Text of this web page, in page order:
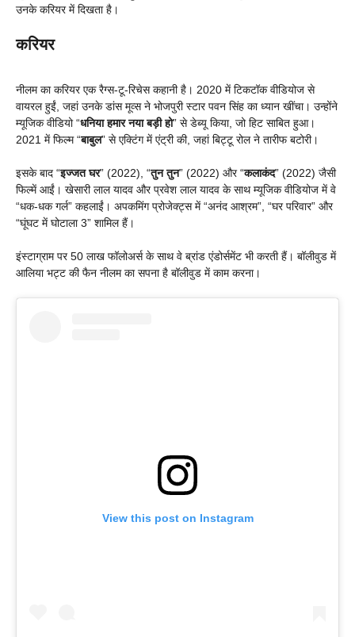
उनके करियर में दिखता है।
करियर
नीलम का करियर एक रैग्स-टू-रिचेस कहानी है। 2020 में टिकटॉक वीडियोज से
वायरल हुईं, जहां उनके डांस मूव्स ने भोजपुरी स्टार पवन सिंह का ध्यान खींचा। उन्होंने
म्यूजिक वीडियो “धनिया हमार नया बड़ी हो” से डेब्यू किया, जो हिट साबित हुआ।
2021 में फिल्म “बाबुल” से एक्टिंग में एंट्री की, जहां बिट्टू रोल ने तारीफ बटोरी।
इसके बाद “इज्जत घर” (2022), “तुन तुन” (2022) और “कलाकंद” (2022) जैसी
फिल्में आईं। खेसारी लाल यादव और प्रवेश लाल यादव के साथ म्यूजिक वीडियोज में वे
“धक-धक गर्ल” कहलाईं। अपकमिंग प्रोजेक्ट्स में “अनंद आश्रम”, “घर परिवार” और
“घूंघट में घोटाला 3” शामिल हैं।
इंस्टाग्राम पर 50 लाख फॉलोअर्स के साथ वे ब्रांड एंडोर्समेंट भी करती हैं। बॉलीवुड में
आलिया भट्ट की फैन नीलम का सपना है बॉलीवुड में काम करना।
View this post on Instagram